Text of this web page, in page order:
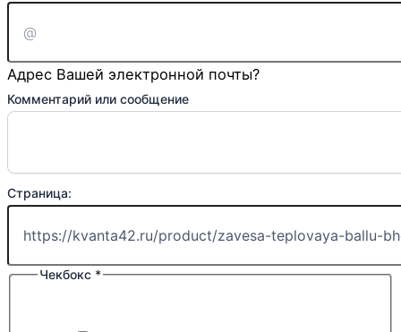
Адрес Вашей электронной почты?
Имя
Комментарий или сообщение
Страница:
Чекбокс *